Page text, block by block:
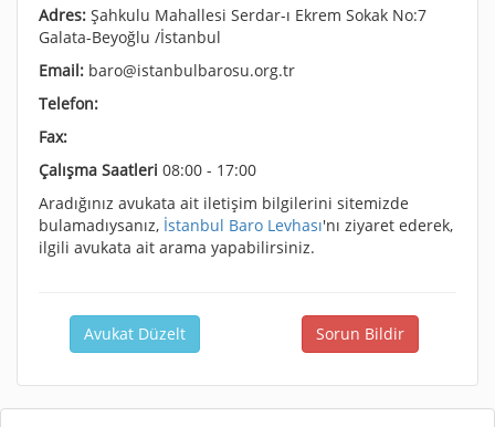
Adres: Şahkulu Mahallesi Serdar-ı Ekrem Sokak No:7
Galata-Beyoğlu /İstanbul
Email: baro@istanbulbarosu.org.tr
Telefon:
Fax:
Çalışma Saatleri 08:00 - 17:00
Aradığınız avukata ait iletişim bilgilerini sitemizde
bulamadıysanız, İstanbul Baro Levhası'nı ziyaret ederek,
ilgili avukata ait arama yapabilirsiniz.
Avukat Düzelt Sorun Bildir